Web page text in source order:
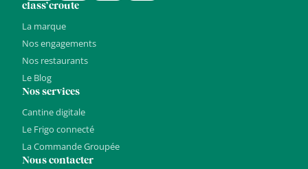
class’croute
La marque
Nos engagements
Nos restaurants
Le Blog
Nos services
Cantine digitale
Le Frigo connecté
La Commande Groupée
Nous contacter